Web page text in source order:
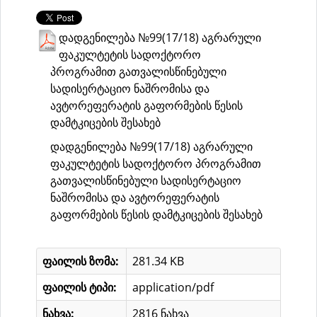
დადგენილება №99(17/18) აგრარული
ფაკულტეტის სადოქტორო
პროგრამით გათვალისწინებული
სადისერტაციო ნაშრომისა და
ავტორეფერატის გაფორმების წესის
დამტკიცების შესახებ
დადგენილება №99(17/18) აგრარული
ფაკულტეტის სადოქტორო პროგრამით
გათვალისწინებული სადისერტაციო
ნაშრომისა და ავტორეფერატის
გაფორმების წესის დამტკიცების შესახებ
ფაილის ზომა:
281.34 KB
ფაილის ტიპი:
application/pdf
ნახვა:
2816 ნახვა